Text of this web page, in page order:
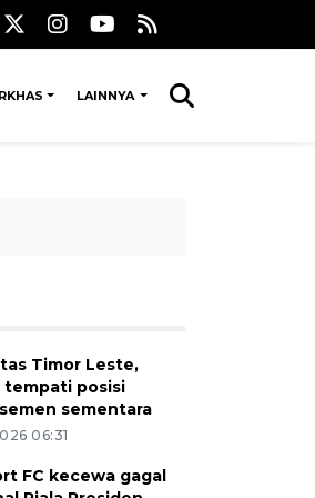
LAINNYA
Timor Leste,
tempati posisi
sementara
06:31
FC kecewa gagal